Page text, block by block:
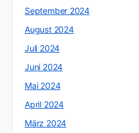
September 2024
August 2024
Juli 2024
Juni 2024
Mai 2024
April 2024
März 2024